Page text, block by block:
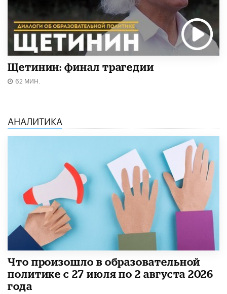
Щетинин: финал трагедии
62 МИН.
АНАЛИТИКА
​Что произошло в образовательной
политике с 27 июля по 2 августа 2026
года